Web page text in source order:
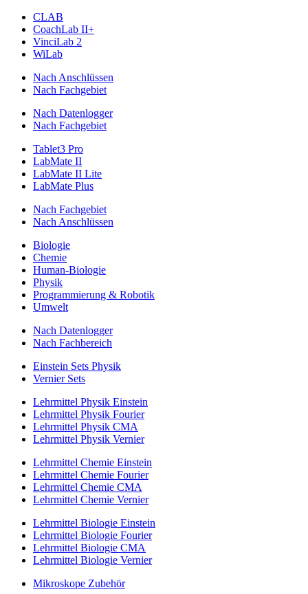
CLAB
CoachLab II+
VinciLab 2
WiLab
Nach Anschlüssen
Nach Fachgebiet
Nach Datenlogger
Nach Fachgebiet
Tablet3 Pro
LabMate II
LabMate II Lite
LabMate Plus
Nach Fachgebiet
Nach Anschlüssen
Biologie
Chemie
Human-Biologie
Physik
Programmierung & Robotik
Umwelt
Nach Datenlogger
Nach Fachbereich
Einstein Sets Physik
Vernier Sets
Lehrmittel Physik Einstein
Lehrmittel Physik Fourier
Lehrmittel Physik CMA
Lehrmittel Physik Vernier
Lehrmittel Chemie Einstein
Lehrmittel Chemie Fourier
Lehrmittel Chemie CMA
Lehrmittel Chemie Vernier
Lehrmittel Biologie Einstein
Lehrmittel Biologie Fourier
Lehrmittel Biologie CMA
Lehrmittel Biologie Vernier
Mikroskope Zubehör